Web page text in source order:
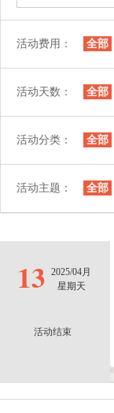
活动费用： 全部
活动天数： 全部
活动分类： 全部
活动主题： 全部
13 2025/04月
星期天
活动结束